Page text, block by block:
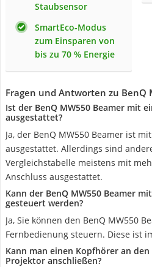
Staubsensor
SmartEco-Modus
zum Einsparen von
bis zu 70 % Energie
Fragen und Antworten zu BenQ
Ist der BenQ MW550 Beamer mit
ausgestattet?
Ja, der BenQ MW550 Beamer ist
ausgestattet. Allerdings sind
Vergleichstabelle meistens mit
Anschluss ausgestattet.
Kann der BenQ MW550 Beamer
gesteuert werden?
Ja, Sie können den BenQ MW550
Fernbedienung steuern. Diese ist
Kann man einen Kopfhörer an den
Projektor anschließen?